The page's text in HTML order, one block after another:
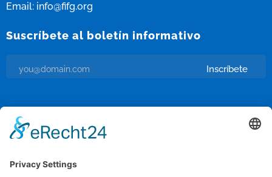
Email: info@fifg.org
Suscríbete al boletín informativo
seguimiento de esa actividad para mejorar mi experiencia.
Inscríbete